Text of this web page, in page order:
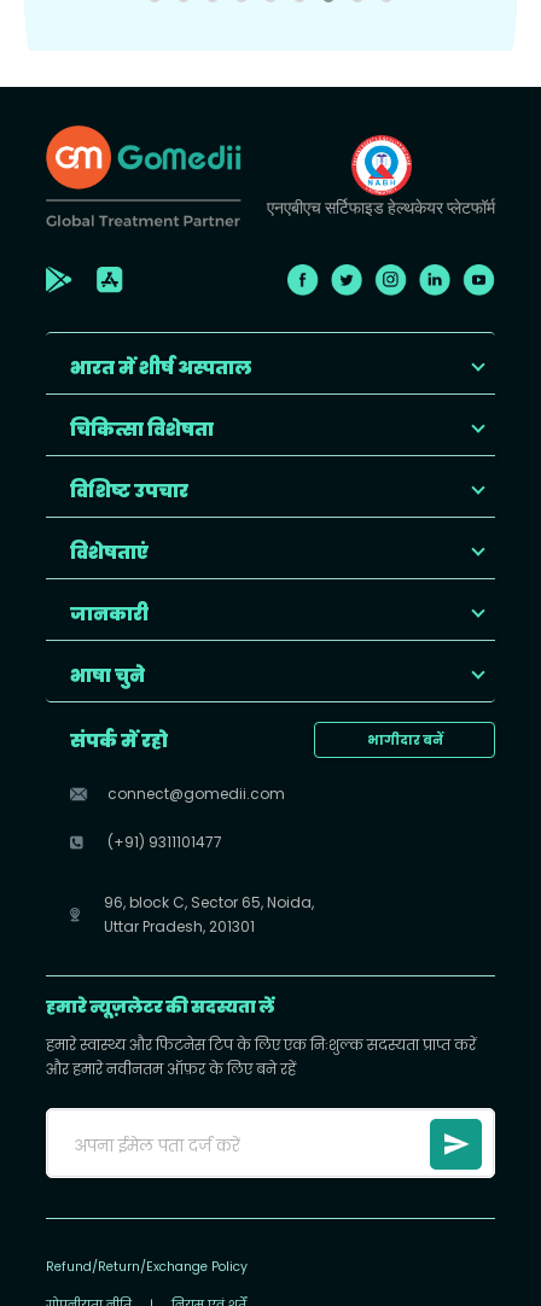
एनएबीएच सर्टिफाइड हेल्थकेयर प्लेटफॉर्म
भारत में शीर्ष अस्पताल
चिकित्सा विशेषता
विशिष्ट उपचार
विशेषताएं
जानकारी
भाषा चुने
भागीदार बनें
संपर्क में रहो
connect@gomedii.com
(+91) 9311101477
96, block C, Sector 65, Noida,
Uttar Pradesh, 201301
हमारे न्यूज़लेटर की सदस्यता लें
हमारे स्वास्थ्य और फिटनेस टिप के लिए एक निःशुल्क सदस्यता प्राप्त करें
और हमारे नवीनतम ऑफ़र के लिए बने रहें
Refund/Return/Exchange Policy